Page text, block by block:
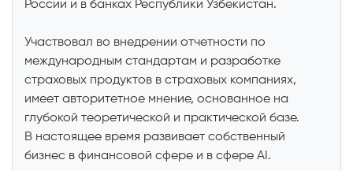
России и в банках Республики Узбекистан.
Участвовал во внедрении отчетности по
международным стандартам и разработке
страховых продуктов в страховых компаниях,
имеет авторитетное мнение, основанное на
глубокой теоретической и практической базе.
В настоящее время развивает собственный
бизнес в финансовой сфере и в сфере AI.